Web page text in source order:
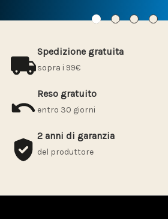
Spedizione gratuita
sopra i 99€
Reso gratuito
entro 30 giorni
2 anni di garanzia
del produttore